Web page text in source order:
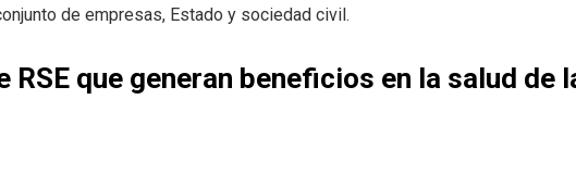
de empresas, Estado y sociedad civil.
que generan beneficios en la salud de